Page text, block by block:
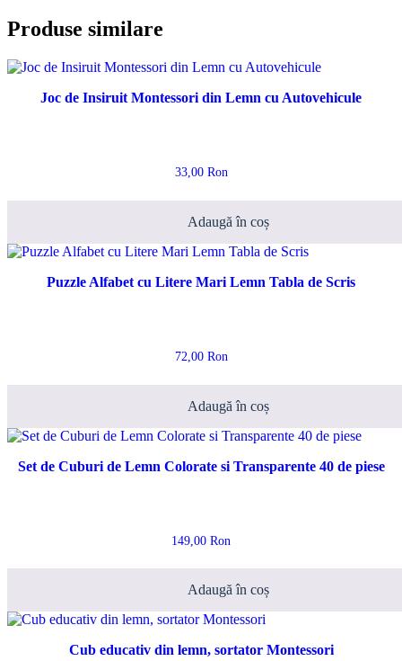
Produse similare
Joc de Insiruit Montessori din Lemn cu Autovehicule
33,00 Ron
Adaugă în coș
Puzzle Alfabet cu Litere Mari Lemn Tabla de Scris
72,00 Ron
Adaugă în coș
Set de Cuburi de Lemn Colorate si Transparente 40 de piese
149,00 Ron
Adaugă în coș
Cub educativ din lemn, sortator Montessori